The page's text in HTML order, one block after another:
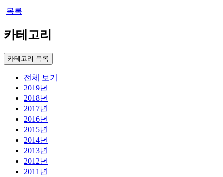
목록
카테고리
카테고리 목록
전체 보기
2019년
2018년
2017년
2016년
2015년
2014년
2013년
2012년
2011년